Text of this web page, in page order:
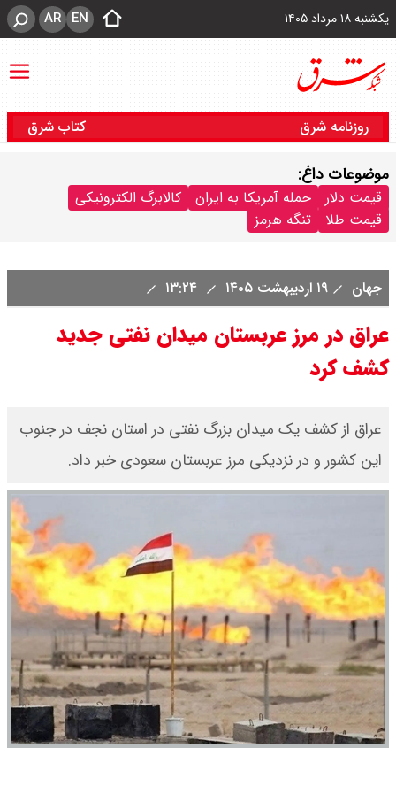
یکشنبه ۱۸ مرداد ۱۴۰۵ EN
AR
روزنامه شرق کتاب شرق
موضوعات داغ:
قیمت دلار حمله آمریکا به ایران
کالابرگ الکترونیکی
قیمت طلا
تنگه هرمز
جهان ۱۹ اردیبهشت ۱۴۰۵
عراق در مرز عربستان میدان نفتی جدید
کشف کرد
عراق از کشف یک میدان بزرگ نفتی در استان نجف در جنوب
این کشور و در نزدیکی مرز عربستان سعودی خبر داد.